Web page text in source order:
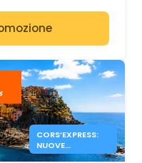
CORS’EXPRESS:
NUOVE
TRAVERSATE